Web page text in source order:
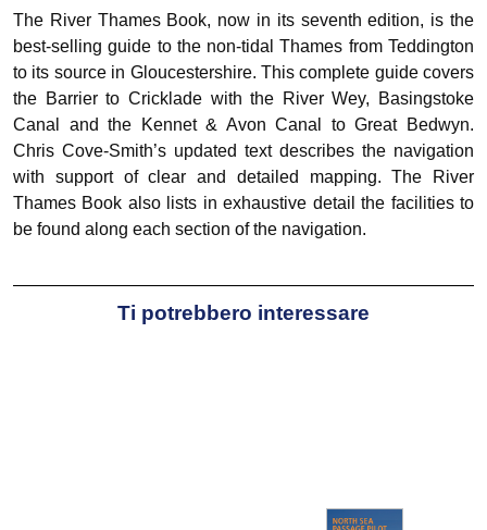
The River Thames Book, now in its seventh edition, is the
best-selling guide to the non-tidal Thames from Teddington
to its source in Gloucestershire. This complete guide covers
the Barrier to Cricklade with the River Wey, Basingstoke
Canal and the Kennet & Avon Canal to Great Bedwyn.
Chris Cove-Smith’s updated text describes the navigation
with support of clear and detailed mapping. The River
Thames Book also lists in exhaustive detail the facilities to
be found along each section of the navigation.
Ti potrebbero interessare